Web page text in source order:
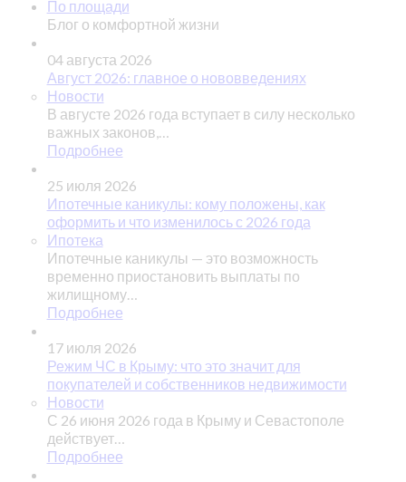
По площади
Блог о комфортной жизни
04 августа 2026
Август 2026: главное о нововведениях
Новости
В августе 2026 года вступает в силу несколько
важных законов,…
Подробнее
25 июля 2026
Ипотечные каникулы: кому положены, как
оформить и что изменилось с 2026 года
Ипотека
Ипотечные каникулы — это возможность
временно приостановить выплаты по
жилищному…
Подробнее
17 июля 2026
Режим ЧС в Крыму: что это значит для
покупателей и собственников недвижимости
Новости
С 26 июня 2026 года в Крыму и Севастополе
действует…
Подробнее